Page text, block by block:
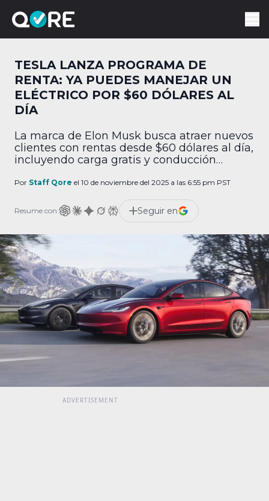
TESLA LANZA PROGRAMA DE
RENTA: YA PUEDES MANEJAR UN
ELÉCTRICO POR $60 DÓLARES AL
DÍA
La marca de Elon Musk busca atraer nuevos
clientes con rentas desde $60 dólares al día,
incluyendo carga gratis y conducción
Por Staff Qore el 10 de noviembre del 2025 a las 6:55 pm PST
Resume con: Seguir en